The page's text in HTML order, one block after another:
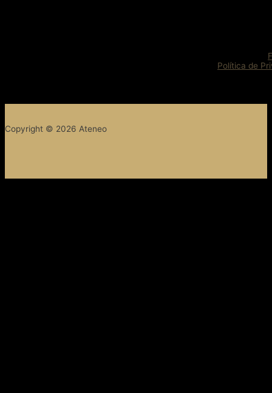
Política de
Copyright © 2026 Ateneo